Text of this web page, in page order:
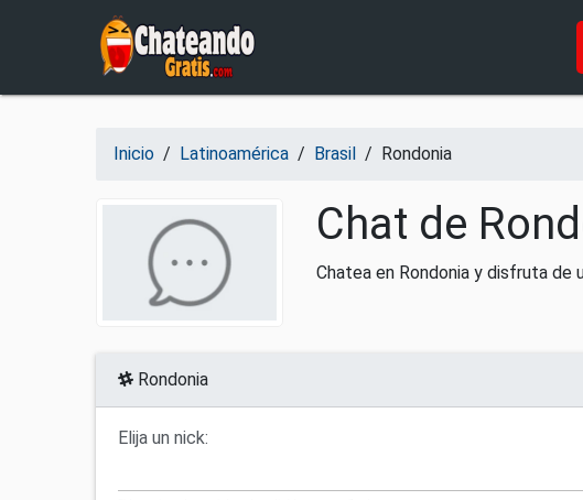
Salir del contenido
Inicio / Latinoamérica / Brasil / Rondonia
Chat de
Chatea en Rondonia y disfruta
Rondonia
Elija un nick: